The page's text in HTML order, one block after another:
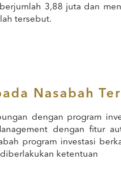
3,88 juta dan
tersebut.
Nasabah
dengan program
dengan fitur
program investasi
ketentuan